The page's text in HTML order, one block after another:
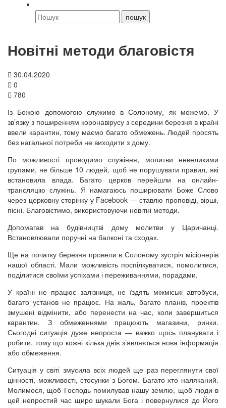
Новітні методи благовістя
30.04.2020
0
780
Із Божою допомогою служимо в Солоному, як можемо. У
зв’язку з поширенням коронавірусу з середини березня в країні
ввели карантин, тому маємо багато обмежень. Людей просять
без нагальної потреби не виходити з дому.
По можливості проводимо служіння, молитви невеликими
групами, не більше 10 людей, щоб не порушувати правил, які
встановила влада. Багато церков перейшли на онлайн-
трансляцію служінь. Я намагаюсь поширювати Боже Слово
через церковну сторінку у Facebook — ставлю проповіді, вірші,
пісні. Благовістимо, використовуючи новітні методи.
Допомагав на будівництві дому молитви у Царичанці.
Встановлювали поручні на балконі та сходах.
Ще на початку березня провели в Солоному зустріч місіонерів
нашої області. Мали можливість поспілкуватися, помолитися,
поділитися своїми успіхами і переживаннями, порадами.
У країні не працює залізниця, не їздять міжміські автобуси,
багато установ не працює. На жаль, багато планів, проектів
змушені відмінити, або перенести на час, коли завершиться
карантин. З обмеженнями працюють магазини, ринки.
Сьогодні ситуація дуже непроста — важко щось планувати і
робити, тому що кожні кілька днів з’являється нова інформація
або обмеження.
Ситуація у світі змусила всіх людей ще раз переглянути свої
цінності, можливості, стосунки з Богом. Багато хто наляканий.
Молимося, щоб Господь помилував нашу землю, щоб люди в
цей непростий час щиро шукали Бога і повернулися до Його